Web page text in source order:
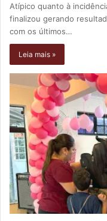
Atípico quanto à
finalizou gerando
com os últimos…
Leia mais »